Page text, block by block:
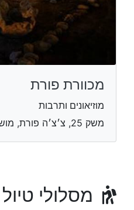
מכוורת פורת
מוזיאונים ותרבות
משק 25, צ׳צ׳ה פורת, מושב עין יהב
מסלולי